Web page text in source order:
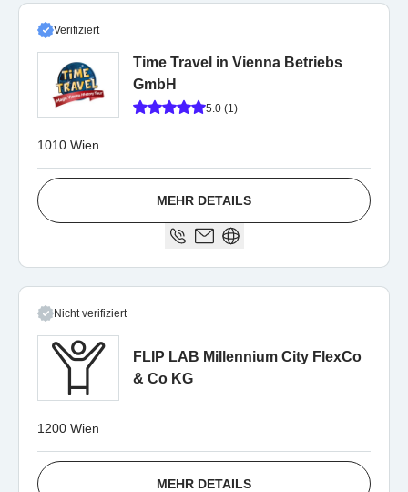
Verifiziert
Time Travel in Vienna Betriebs
GmbH
5.0 (1)
1010 Wien
MEHR DETAILS
Nicht verifiziert
FLIP LAB Millennium City FlexCo
& Co KG
1200 Wien
MEHR DETAILS